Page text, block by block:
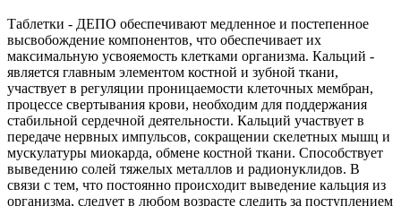
Таблетки - ДЕПО обеспечивают медленное и постепенное
высвобождение компонентов, что обеспечивает их
максимальную усвояемость клетками организма. Кальций -
является главным элементом костной и зубной ткани,
участвует в регуляции проницаемости клеточных мембран,
процессе свертывания крови, необходим для поддержания
стабильной сердечной деятельности. Кальций участвует в
передаче нервных импульсов, сокращении скелетных мышц и
мускулатуры миокарда, обмене костной ткани. Способствует
выведению солей тяжелых металлов и радионуклидов. В
связи с тем, что постоянно происходит выведение кальция из
организма, следует в любом возрасте следить за поступлением